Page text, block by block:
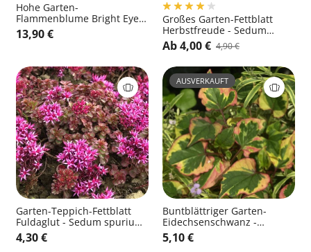
Hohe Garten-
Flammenblume Bright Eyes
- Phlox paniculata 'Bright
Eyes'
13,90 €
Großes Garten-Fettblatt
Herbstfreude - Sedum
telephium 'Herbstfreude'
Ab 4,00 € 4,90 €
Garten-Teppich-Fettblatt
Fuldaglut - Sedum spurium
'Fuldaglut'
4,30 €
AUSVERKAUFT
Buntblättriger Garten-
Eidechsenschwanz -
Houttuynia cordata
'Chameleon'
5,10 €